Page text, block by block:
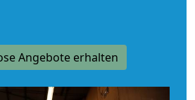
Angebote erhalten